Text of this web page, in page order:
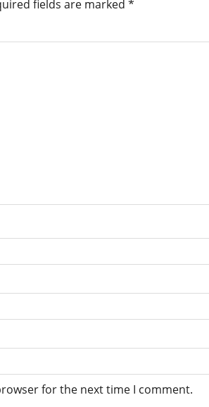
fields are marked *
for the next time I comment.